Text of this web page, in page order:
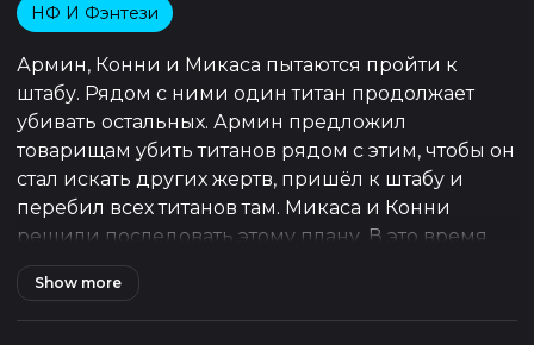
НФ И Фэнтези
Армин, Конни и Микаса пытаются пройти к
штабу. Рядом с ними один титан продолжает
убивать остальных. Армин предложил
товарищам убить титанов рядом с этим, чтобы он
стал искать других жертв, пришёл к штабу и
перебил всех титанов там. Микаса и Конни
решили последовать этому плану. В это время
другая группа кадетов, в составе которой был
Жан, пользуясь тем, что титаны собрались в
одном месте, прорвались в штаб под
Show more